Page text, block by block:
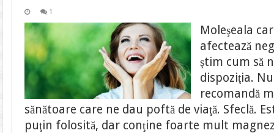
1
Moleşeala
afectează
ştim cum să
dispoziţia.
recomandă
sănătoare care ne dau poftă de viaţă. Sfeclă.
puţin folosită, dar conţine foarte mult